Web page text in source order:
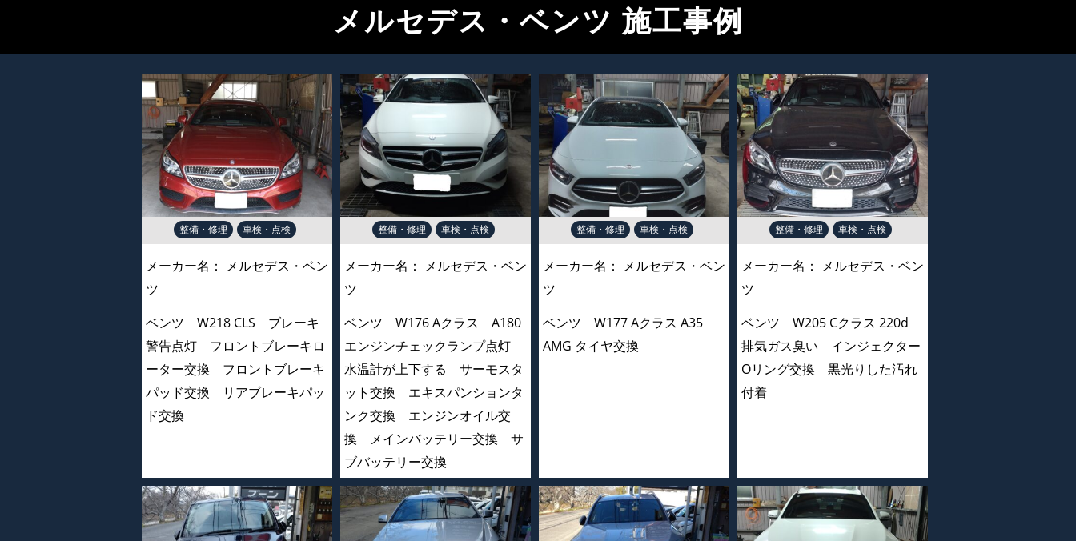
メルセデス・ベンツ 施工事例
整備・修理 車検・点検
メーカー名： メルセデス・ベン
ツ
ベンツ W218 CLS ブレーキ
警告点灯 フロントブレーキロ
ーター交換 フロントブレーキ
パッド交換 リアブレーキパッ
ド交換
整備・修理 車検・点検
メーカー名： メルセデス・ベン
ツ
ベンツ W176 Aクラス A180
エンジンチェックランプ点灯
水温計が上下する サーモスタ
ット交換 エキスパンションタ
ンク交換 エンジンオイル交
換 メインバッテリー交換 サ
ブバッテリー交換
整備・修理 車検・点検
メーカー名： メルセデス・ベン
ツ
ベンツ W177 Aクラス A35
AMG タイヤ交換
整備・修理 車検・点検
メーカー名： メルセデス・ベン
ツ
ベンツ W205 Cクラス 220d
排気ガス臭い インジェクター
Oリング交換 黒光りした汚れ
付着